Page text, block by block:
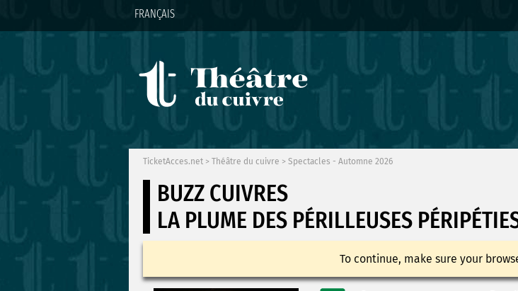
FRANÇAIS
TicketAcces.net > Théâtre du cuivre > Spectacles - Automne 2026
BUZZ CUIVRES
LA PLUME DES PÉRILLEUSES
To continue, make sure your